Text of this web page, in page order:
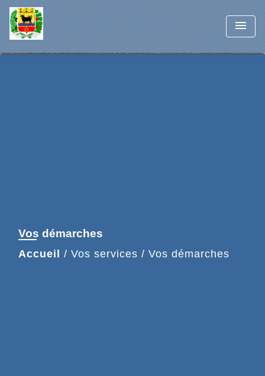
menu
Vos démarches
Accueil / Vos services / Vos démarches